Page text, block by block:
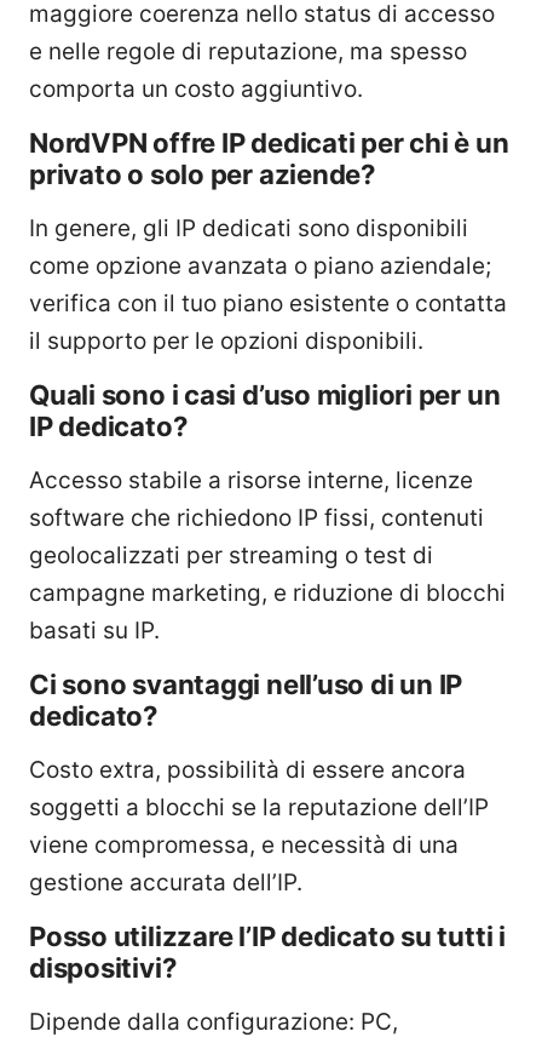
maggiore coerenza nello status di accesso
e nelle regole di reputazione, ma spesso
comporta un costo aggiuntivo.
NordVPN offre IP dedicati per chi è un
privato o solo per aziende?
In genere, gli IP dedicati sono disponibili
come opzione avanzata o piano aziendale;
verifica con il tuo piano esistente o contatta
il supporto per le opzioni disponibili.
Quali sono i casi d’uso migliori per un
IP dedicato?
Accesso stabile a risorse interne, licenze
software che richiedono IP fissi, contenuti
geolocalizzati per streaming o test di
campagne marketing, e riduzione di blocchi
basati su IP.
Ci sono svantaggi nell’uso di un IP
dedicato?
Costo extra, possibilità di essere ancora
soggetti a blocchi se la reputazione dell’IP
viene compromessa, e necessità di una
gestione accurata dell’IP.
Posso utilizzare l’IP dedicato su tutti i
dispositivi?
Dipende dalla configurazione: PC,